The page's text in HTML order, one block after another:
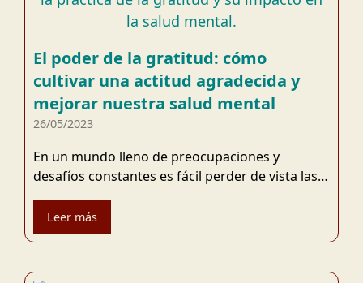
El poder de la gratitud: cómo
cultivar una actitud agradecida y
mejorar nuestra salud mental
26/05/2023
En un mundo lleno de preocupaciones y
desafíos constantes es fácil perder de vista las…
Leer más